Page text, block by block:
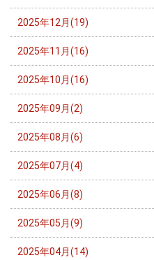
2025年12月(19)
2025年11月(16)
2025年10月(16)
2025年09月(2)
2025年08月(6)
2025年07月(4)
2025年06月(8)
2025年05月(9)
2025年04月(14)